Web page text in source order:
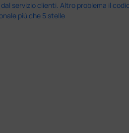
servizio clienti. Altro problema il
più che 5 stelle